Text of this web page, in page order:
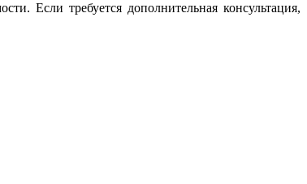
Если требуется дополнительная консультация,